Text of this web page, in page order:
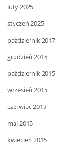
luty 2025
styczeń 2025
październik 2017
grudzień 2016
październik 2015
wrzesień 2015
czerwiec 2015
maj 2015
kwiecień 2015